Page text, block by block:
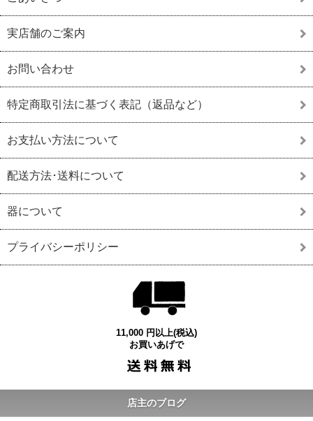
実店舗のご案内
お問い合わせ
特定商取引法に基づく表記（返品など）
お支払い方法について
配送方法･送料について
器について
プライバシーポリシー
11,000 円以上(税込)
お買いあげで
店主のブログ